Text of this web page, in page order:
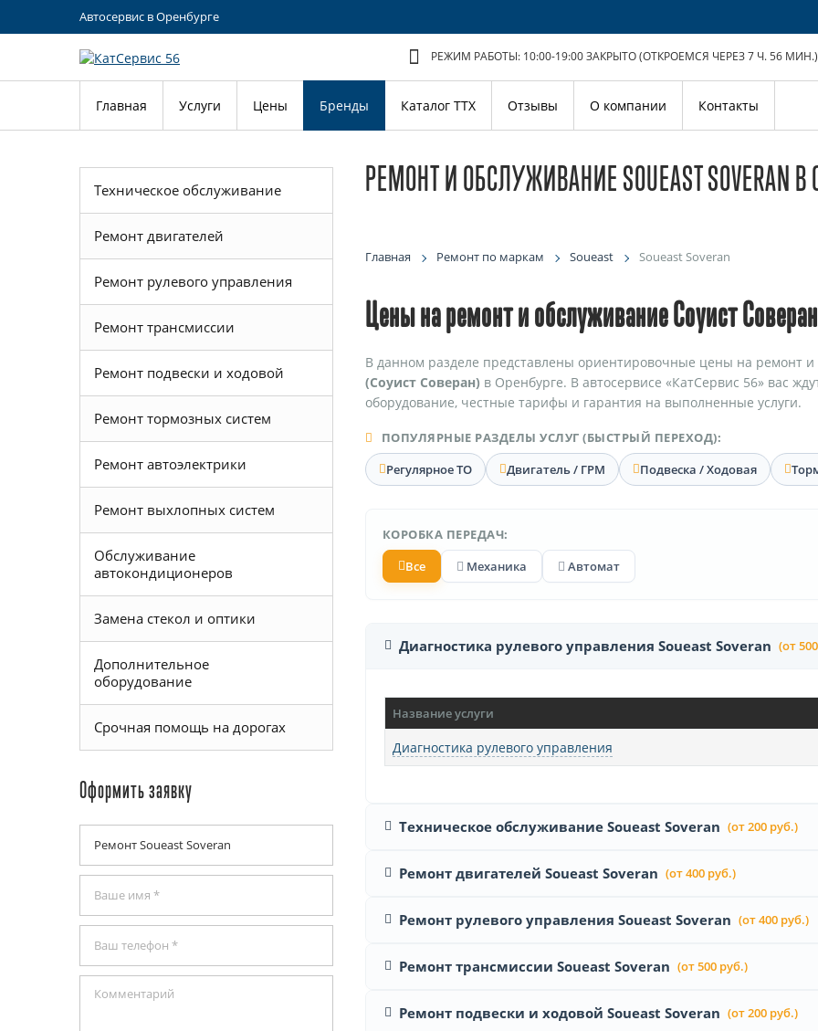
Автосервис в Оренбурге
РЕЖИМ РАБОТЫ: 10:00-19:00ЗАКРЫТО (ОТКРОЕМСЯ ЧЕРЕЗ 7 Ч. 56 МИН.)
Главная Услуги Цены Бренды Каталог ТТХ Отзывы О компании Контакты
РЕМОНТ И ОБСЛУЖИВАНИЕ SOUEAST SOVERAN
Главная Ремонт по маркам Soueast Soueast Soveran
Цены на ремонт и обслуживание Соуист Соверан
В данном разделе представлены ориентировочные цены на ремонт
(Соуист Соверан) в Оренбурге. В автосервисе «КатСервис 56» вас
оборудование, честные тарифы и гарантия на выполненные услуги.
ПОПУЛЯРНЫЕ РАЗДЕЛЫ УСЛУГ (БЫСТРЫЙ ПЕРЕХОД):
Регулярное ТО
Двигатель / ГРМ Подвеска / Ходовая
КОРОБКА ПЕРЕДАЧ:
Все
Механика Автомат
Диагностика рулевого управления Soueast Soveran (от
Название услуги
Диагностика рулевого управления
Техническое обслуживание Soueast Soveran (от 200 руб.)
Ремонт двигателей Soueast Soveran (от 400 руб.)
Ремонт рулевого управления Soueast Soveran (от 400 руб.)
Ремонт трансмиссии Soueast Soveran (от 500 руб.)
Ремонт подвески и ходовой Soueast Soveran (от 200 руб.)
Техническое обслуживание
Ремонт двигателей
Ремонт рулевого управления
Ремонт трансмиссии
Ремонт подвески и ходовой
Ремонт тормозных систем
Ремонт автоэлектрики
Ремонт выхлопных систем
Обслуживание
автокондиционеров
Замена стекол и оптики
Дополнительное
оборудование
Срочная помощь на дорогах
Оформить заявку